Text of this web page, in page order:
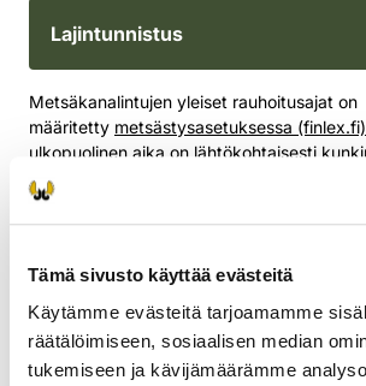
Tämä sivusto käyttää evästeitä
Käytämme evästeitä tarjoamamme
räätälöimiseen, sosiaalisen median
tukemiseen ja kävijämäärämme
Lajintunnistus
Metsäkanalintujen yleiset rauhoitusajat on
määritetty metsästysasetuksessa (finlex.fi)
ulkopuolinen aika on lähtökohtaisesti
metsästysaika. Metsäkanalintujen
tarkastellaan vuosittain ja tarpeen
lintukantojen kehityksen mukaan.
tulokset analysoidaan kolmannen
elokuun alkupäivinä. Suomen riistakeskus
Luonnonvarakeskus käyvät läpi